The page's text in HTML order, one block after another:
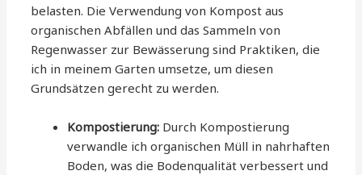
belasten. Die Verwendung von Kompost aus
organischen Abfällen und das Sammeln von
Regenwasser zur Bewässerung sind Praktiken, die
ich in meinem Garten umsetze, um diesen
Grundsätzen gerecht zu werden.
Kompostierung: Durch Kompostierung
verwandle ich organischen Müll in nahrhaften
Boden, was die Bodenqualität verbessert und